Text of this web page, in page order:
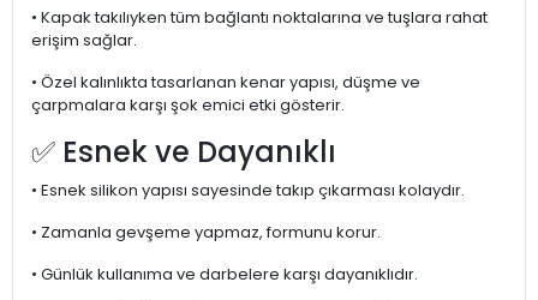
• Kapak takılıyken tüm bağlantı noktalarına ve tuşlara rahat
erişim sağlar.
• Özel kalınlıkta tasarlanan kenar yapısı, düşme ve
çarpmalara karşı şok emici etki gösterir.
✅ Esnek ve Dayanıklı
• Esnek silikon yapısı sayesinde takıp çıkarması kolaydır.
• Zamanla gevşeme yapmaz, formunu korur.
• Günlük kullanıma ve darbelere karşı dayanıklıdır.